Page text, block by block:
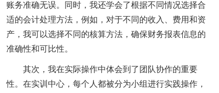
账务准确无误。同时，我还学会了根据不同情况选择合
适的会计处理方法，例如，对于不同的收入、费用和资
产，我可以选择不同的核算方法，确保财务报表信息的
准确性和可比性。
其次，我在实际操作中体会到了团队协作的重要
性。在实训中心，每个人都被分为小组进行实践操作，